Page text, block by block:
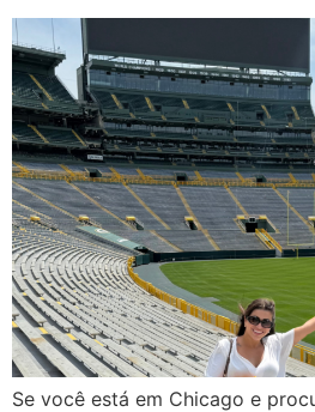
Se você está em Chicago e